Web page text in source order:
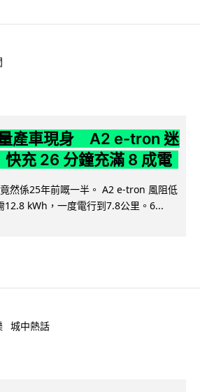
產車現身 A2 e-tron 迷
充 26 分鐘充滿 8 成電
然係25年前嘅一半。 A2 e-tron 風阻低
12.8 kWh，一度電行到7.8公里。6...
城中熱話